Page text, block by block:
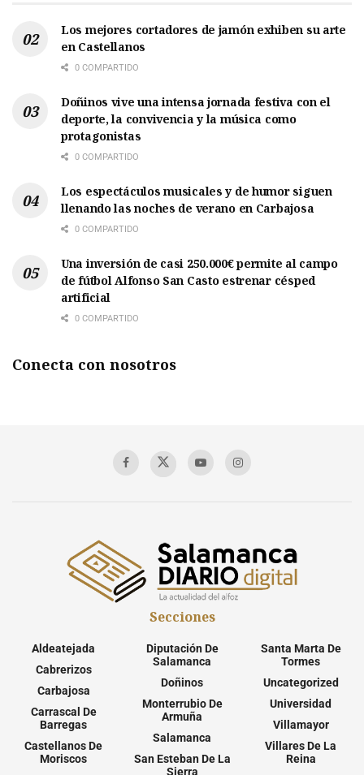
Los mejores cortadores de jamón exhiben su arte
en Castellanos
0 COMPARTIDO
Doñinos vive una intensa jornada festiva con el
deporte, la convivencia y la música como
protagonistas
0 COMPARTIDO
Los espectáculos musicales y de humor siguen
llenando las noches de verano en Carbajosa
0 COMPARTIDO
Una inversión de casi 250.000€ permite al campo
de fútbol Alfonso San Casto estrenar césped
artificial
0 COMPARTIDO
Conecta con nosotros
Secciones
Aldeatejada
Cabrerizos
Carbajosa
Carrascal De
Barregas
Castellanos De
Moriscos
Diputación De
Salamanca
Doñinos
Monterrubio De
Armuña
Salamanca
San Esteban De La
Sierra
Santa Marta De
Tormes
Uncategorized
Universidad
Villamayor
Villares De La
Reina